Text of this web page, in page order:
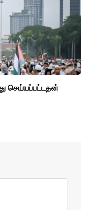
செய்யப்பட்டதன்